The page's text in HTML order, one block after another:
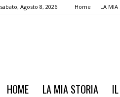
sabato, Agosto 8, 2026 Home LA MIA
HOME LA MIA STORIA